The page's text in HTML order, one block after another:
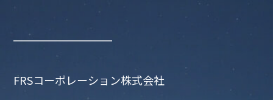
FRSコーポレーション株式会社